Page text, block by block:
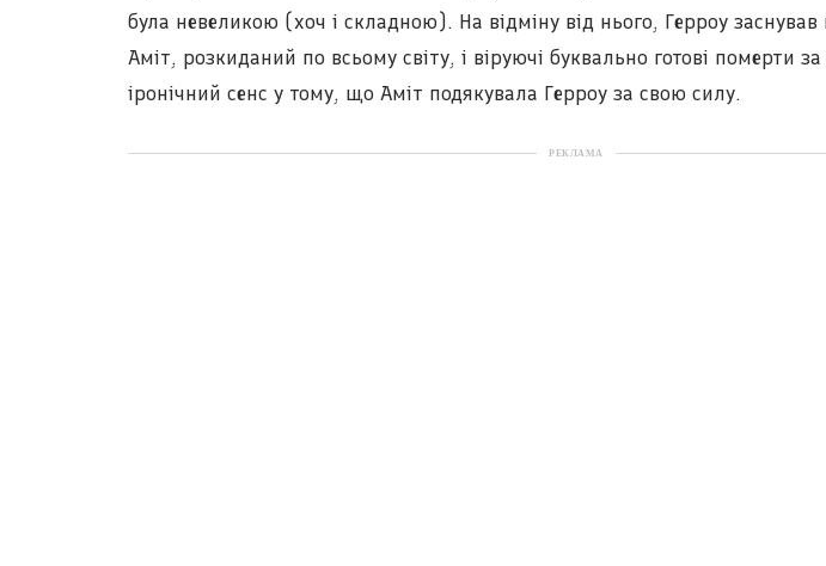
була невеликою (хоч і складною). На відміну від нього, Герроу
Аміт, розкиданий по всьому світу, і віруючі буквально готові померти
іронічний сенс у тому, що Аміт подякувала Герроу за свою силу.
РЕКЛАМА